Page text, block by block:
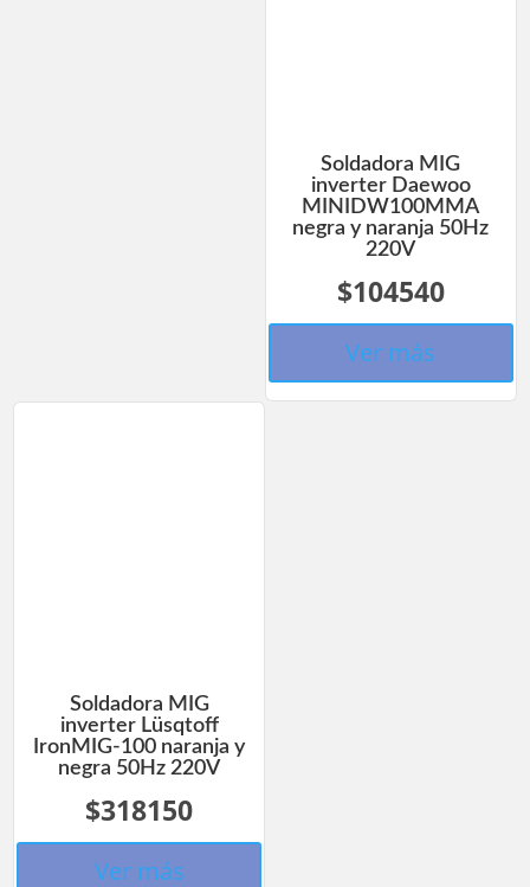
Soldadora MIG
inverter Daewoo
MINIDW100MMA
negra y naranja 50Hz
220V
$104540
Ver más
Soldadora MIG
inverter Lüsqtoff
IronMIG-100 naranja y
negra 50Hz 220V
$318150
Ver más